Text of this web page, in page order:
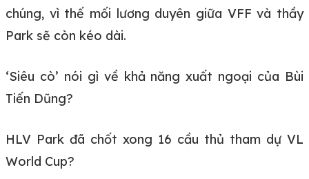
chúng, vì thế mối lương duyên giữa VFF và thầy
Park sẽ còn kéo dài.
‘Siêu cò’ nói gì về khả năng xuất ngoại của Bùi
Tiến Dũng?
HLV Park đã chốt xong 16 cầu thủ tham dự VL
World Cup?